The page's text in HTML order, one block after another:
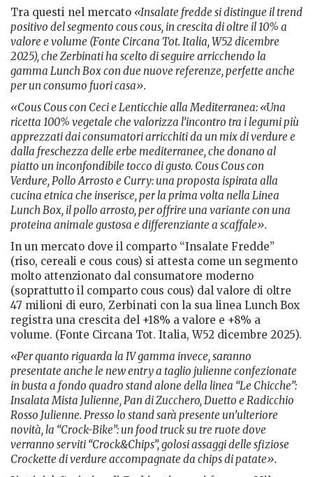
Tra questi nel mercato «Insalate fredde si distingue il trend
positivo del segmento cous cous, in crescita di oltre il 10% a
valore e volume (Fonte Circana Tot. Italia, W52 dicembre
2025), che Zerbinati ha scelto di seguire arricchendo la
gamma Lunch Box con due nuove referenze, perfette anche
per un consumo fuori casa».
«Cous Cous con Ceci e Lenticchie alla Mediterranea: «Una
ricetta 100% vegetale che valorizza l’incontro tra i legumi più
apprezzati dai consumatori arricchiti da un mix di verdure e
dalla freschezza delle erbe mediterranee, che donano al
piatto un inconfondibile tocco di gusto. Cous Cous con
Verdure, Pollo Arrosto e Curry: una proposta ispirata alla
cucina etnica che inserisce, per la prima volta nella Linea
Lunch Box, il pollo arrosto, per offrire una variante con una
proteina animale gustosa e differenziante a scaffale».
In un mercato dove il comparto “Insalate Fredde”
(riso, cereali e cous cous) si attesta come un segmento
molto attenzionato dal consumatore moderno
(soprattutto il comparto cous cous) dal valore di oltre
47 milioni di euro, Zerbinati con la sua linea Lunch Box
registra una crescita del +18% a valore e +8% a
volume. (Fonte Circana Tot. Italia, W52 dicembre 2025).
«Per quanto riguarda la IV gamma invece, saranno
presentate anche le new entry a taglio julienne confezionate
in busta a fondo quadro stand alone della linea “Le Chicche”:
Insalata Mista Julienne, Pan di Zucchero, Duetto e Radicchio
Rosso Julienne. Presso lo stand sarà presente un’ulteriore
novità, la “Crock-Bike”: un food truck su tre ruote dove
verranno serviti “Crock&Chips”, golosi assaggi delle sfiziose
Crockette di verdure accompagnate da chips di patate».